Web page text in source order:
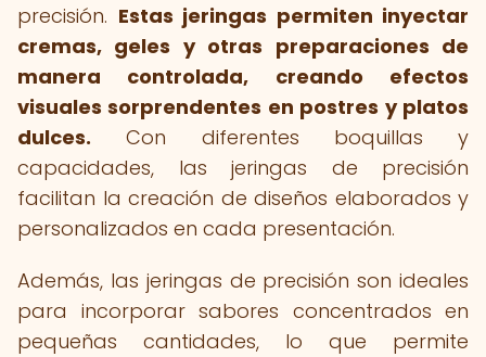
precisión. Estas jeringas permiten inyectar
cremas, geles y otras preparaciones de
manera controlada, creando efectos
visuales sorprendentes en postres y platos
dulces. Con diferentes boquillas y
capacidades, las jeringas de precisión
facilitan la creación de diseños elaborados y
personalizados en cada presentación.
Además, las jeringas de precisión son ideales
para incorporar sabores concentrados en
pequeñas cantidades, lo que permite